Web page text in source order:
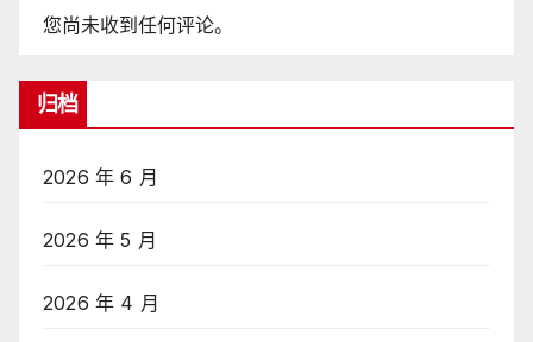
您尚未收到任何评论。
归档
2026 年 6 月
2026 年 5 月
2026 年 4 月